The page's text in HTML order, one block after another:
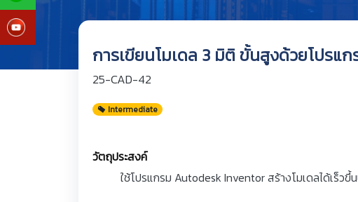
การเขียนโมเดล 3 มิติ ขั้นสูงด้วยโปรแ
25-CAD-42
Intermediate
วัตถุประสงค์
ใช้โปรแกรม Autodesk Inventor สร้างโมเดลได้เร็ว